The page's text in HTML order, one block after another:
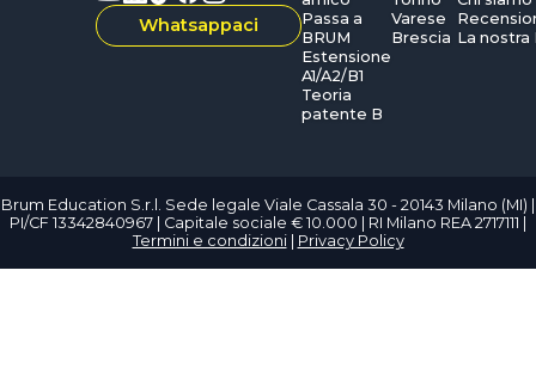
Whatsappaci
Passa a
BRUM
Estensione
A1/A2/B1
Teoria
patente B
Varese
Brescia La nostra
Brum Education S.r.l. Sede legale Viale Cassala 30 - 20143 Milano (MI) |
PI/CF 13342840967 | Capitale sociale € 10.000 | RI Milano REA 2717111 |
Termini e condizioni| Privacy Policy